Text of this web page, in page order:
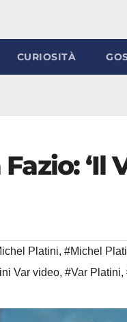
CURIOSITÀ
‘Il
Platini, #Michel
Var video, #Var Platini,